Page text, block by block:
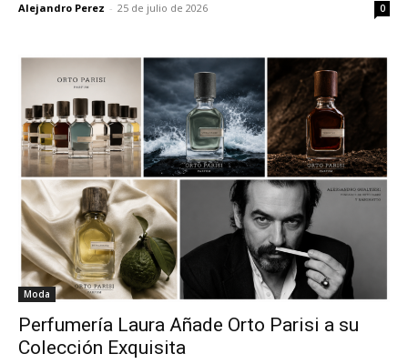
Alejandro Perez - 25 de julio de 2026 0
Moda
Perfumería Laura Añade Orto Parisi a su
Colección Exquisita